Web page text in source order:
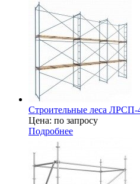
Строительные леса ЛРСП-
Цена: по запросу
Подробнее